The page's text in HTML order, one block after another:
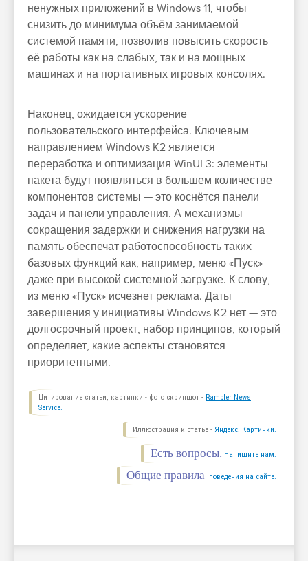
ненужных приложений в Windows 11, чтобы
снизить до минимума объём занимаемой
системой памяти, позволив повысить скорость
её работы как на слабых, так и на мощных
машинах и на портативных игровых консолях.
Наконец, ожидается ускорение
пользовательского интерфейса. Ключевым
направлением Windows K2 является
переработка и оптимизация WinUI 3: элементы
пакета будут появляться в большем количестве
компонентов системы — это коснётся панели
задач и панели управления. А механизмы
сокращения задержки и снижения нагрузки на
память обеспечат работоспособность таких
базовых функций как, например, меню «Пуск»
даже при высокой системной загрузке. К слову,
из меню «Пуск» исчезнет реклама. Даты
завершения у инициативы Windows K2 нет — это
долгосрочный проект, набор принципов, который
определяет, какие аспекты становятся
приоритетными.
Цитирование статьи, картинки - фото скриншот - Rambler News
Service.
Иллюстрация к статье - Яндекс. Картинки.
Есть вопросы. Напишите нам.
Общие правила поведения на сайте.